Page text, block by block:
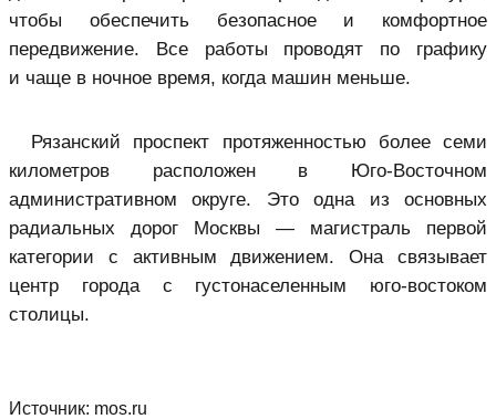
чтобы обеспечить безопасное и комфортное
передвижение. Все работы проводят по графику
и чаще в ночное время, когда машин меньше.
Рязанский проспект протяженностью более семи
километров расположен в Юго-Восточном
административном округе. Это одна из основных
радиальных дорог Москвы — магистраль первой
категории с активным движением. Она связывает
центр города с густонаселенным юго-востоком
столицы.
Источник: mos.ru